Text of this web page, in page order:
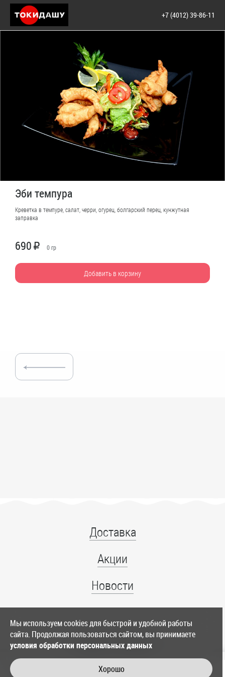
+7 (4012) 39-86-11
Эби темпура
Креветка в темпуре, салат, черри, огурец, болгарский перец, кунжутная
заправка
690R 0гр
Добавить в корзину
Доставка
Акции
Новости
+7 (4012) 39-86-11
служба доставки
Мы используем cookies для быстрой и удобной работы
сайта. Продолжая пользоваться сайтом, вы принимаете
условия обработки персональных данных
Хорошо